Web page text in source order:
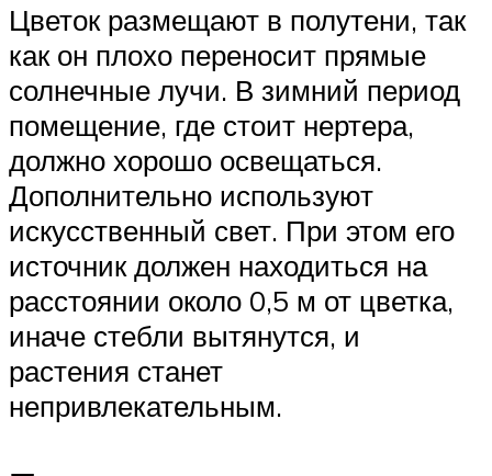
Цветок размещают в полутени, так
как он плохо переносит прямые
солнечные лучи. В зимний период
помещение, где стоит нертера,
должно хорошо освещаться.
Дополнительно используют
искусственный свет. При этом его
источник должен находиться на
расстоянии около 0,5 м от цветка,
иначе стебли вытянутся, и
растения станет
непривлекательным.